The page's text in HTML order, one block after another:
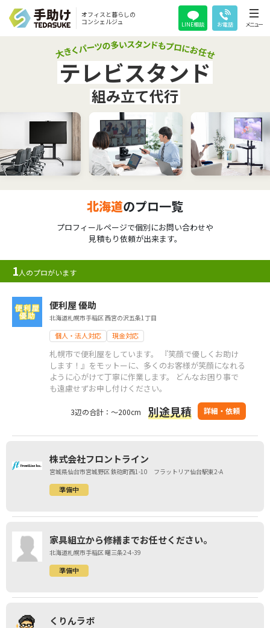
オフィスと暮らしの
コンシェルジュ
LINE相談 お電話 メニュー
テレビスタンド
組み立て代行
北海道のプロ一覧
プロフィールページで個別にお問い合わせや
見積もり依頼が出来ます。
1人のプロがいます
便利屋 優助
北海道札幌市手稲区 西宮の沢五条1丁目
個人・法人対応 現金対応
札幌市で便利屋をしています。 『笑顔で優しくお助け
します！』をモットーに、多くのお客様が笑顔になれる
ように心がけて丁寧に作業します。 どんなお困り事で
も遠慮せずお申し付けください。
3辺の合計：～200cm 別途見積 詳細・依頼
株式会社フロントライン
宮城県仙台市宮城野区 鉄砲町西1-10 フラットリア仙台駅東2-A
準備中
家具組立から修繕までお任せください。
北海道札幌市手稲区 曙三条2-4-39
準備中
くりんラボ